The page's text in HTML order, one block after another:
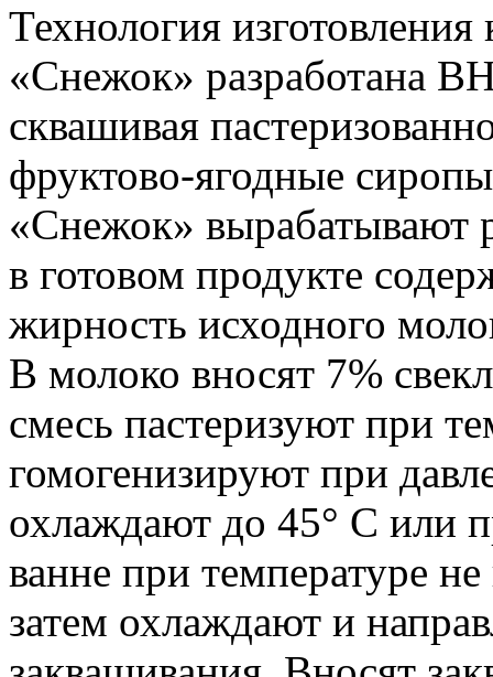
Технология
«Снежок» разработана
сквашивая
фруктово-ягодные
«Снежок» вырабатывают
в готовом продукте
жирность исходного
В молоко вносят 7%
смесь пастеризуют при
гомогенизируют при
охлаждают до 45° С или
ванне при температуре
затем охлаждают и